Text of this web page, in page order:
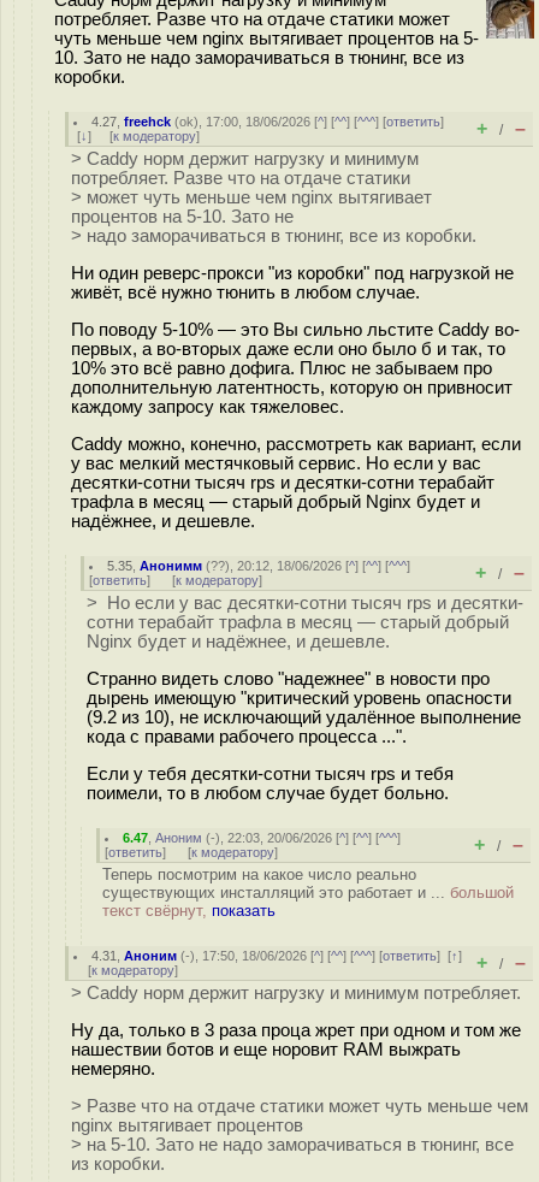
потребляет. Разве что на отдаче статики может
чуть меньше чем nginx вытягивает процентов на 5-
10. Зато не надо заморачиваться в тюнинг, все из
коробки.
4.27 ,freehck (ok), 17:00, 18/06/2026 [^] [^^] [^^^] [ответить]
[↓] [к модератору] + / –
> Caddy норм держит нагрузку и минимум
потребляет. Разве что на отдаче статики
> может чуть меньше чем nginx вытягивает
процентов на 5-10. Зато не
> надо заморачиваться в тюнинг, все из коробки.
Ни один реверс-прокси "из коробки" под нагрузкой не
живёт, всё нужно тюнить в любом случае.
По поводу 5-10% — это Вы сильно льстите Caddy во-
первых, а во-вторых даже если оно было б и так, то
10% это всё равно дофига. Плюс не забываем про
дополнительную латентность, которую он привносит
каждому запросу как тяжеловес.
Caddy можно, конечно, рассмотреть как вариант, если
у вас мелкий местячковый сервис. Но если у вас
десятки-сотни тысяч rps и десятки-сотни терабайт
трафла в месяц — старый добрый Nginx будет и
надёжнее, и дешевле.
5.35 ,Анонимм (??), 20:12, 18/06/2026 [^] [^^] [^^^]
[ответить] [к модератору] + / –
> Но если у вас десятки-сотни тысяч rps и десятки-
сотни терабайт трафла в месяц — старый добрый
Nginx будет и надёжнее, и дешевле.
Странно видеть слово "надежнее" в новости про
дырень имеющую "критический уровень опасности
(9.2 из 10), не исключающий удалённое выполнение
кода с правами рабочего процесса ...".
Если у тебя десятки-сотни тысяч rps и тебя
поимели, то в любом случае будет больно.
6.47 ,Аноним (-), 22:03, 20/06/2026 [^] [^^] [^^^]
[ответить] [к модератору] + / –
Теперь посмотрим на какое число реально
существующих инсталляций это работает и ... большой
текст свёрнут, показать
4.31 ,Аноним (-), 17:50, 18/06/2026 [^] [^^] [^^^] [ответить][↑]
[к модератору] + / –
> Caddy норм держит нагрузку и минимум потребляет.
Ну да, только в 3 раза проца жрет при одном и том же
нашествии ботов и еще норовит RAM выжрать
немеряно.
> Разве что на отдаче статики может чуть меньше чем
nginx вытягивает процентов
> на 5-10. Зато не надо заморачиваться в тюнинг, все
из коробки.